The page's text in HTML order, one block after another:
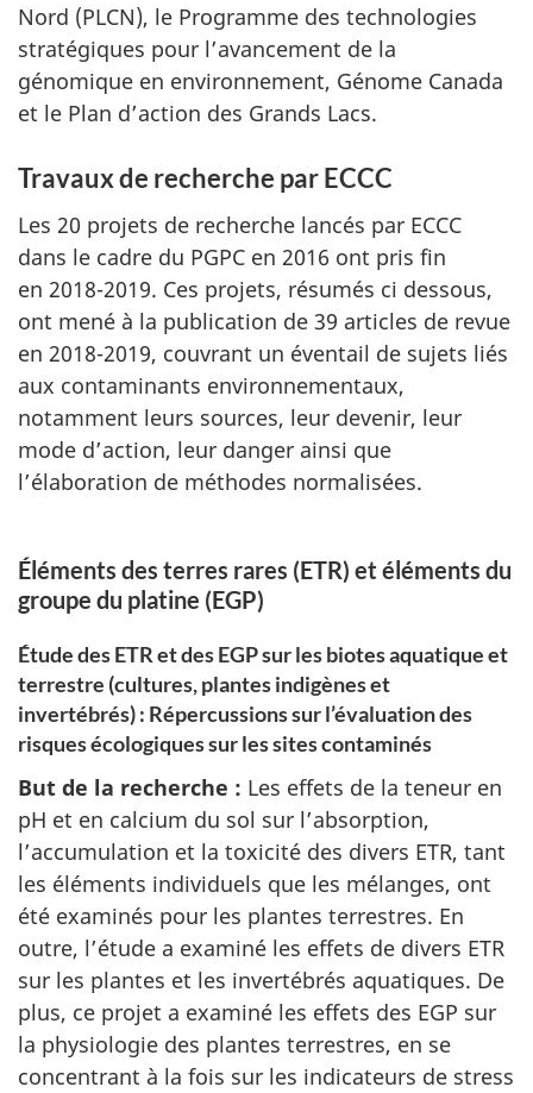
Nord (PLCN), le Programme des technologies
stratégiques pour l’avancement de la
génomique en environnement, Génome Canada
et le Plan d’action des Grands Lacs.
Travaux de recherche par ECCC
Les 20 projets de recherche lancés par ECCC
dans le cadre du PGPC en 2016 ont pris fin
en 2018-2019. Ces projets, résumés ci dessous,
ont mené à la publication de 39 articles de revue
en 2018-2019, couvrant un éventail de sujets liés
aux contaminants environnementaux,
notamment leurs sources, leur devenir, leur
mode d’action, leur danger ainsi que
l’élaboration de méthodes normalisées.
Éléments des terres rares (ETR) et éléments du
groupe du platine (EGP)
Étude des ETR et des EGP sur les biotes aquatique et
terrestre (cultures, plantes indigènes et
invertébrés) : Répercussions sur l’évaluation des
risques écologiques sur les sites contaminés
But de la recherche : Les effets de la teneur en
pH et en calcium du sol sur l’absorption,
l’accumulation et la toxicité des divers ETR, tant
les éléments individuels que les mélanges, ont
été examinés pour les plantes terrestres. En
outre, l’étude a examiné les effets de divers ETR
sur les plantes et les invertébrés aquatiques. De
plus, ce projet a examiné les effets des EGP sur
la physiologie des plantes terrestres, en se
concentrant à la fois sur les indicateurs de stress